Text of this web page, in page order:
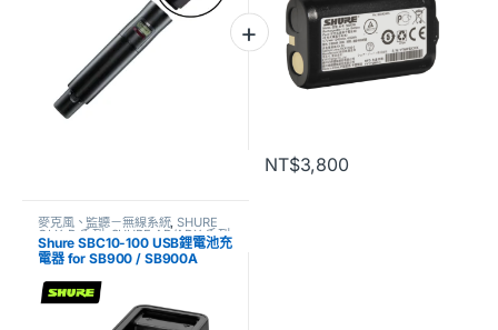
NT$3,800
麥克風、監聽－無線系統,SHURE
QLX-D 系列,SHURE AD/ADX 系列
Shure SBC10-100 USB鋰電池充
電器 for SB900 / SB900A